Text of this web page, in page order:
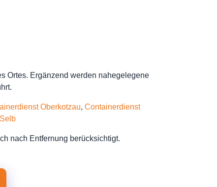
Ortes. Ergänzend werden nahegelegene
Oberkotzau, Containerdienst
Selb
nach Entfernung berücksichtigt.